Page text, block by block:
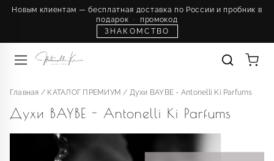
Новым клиентам — бесплатная доставка по России и пробник в
подарок ·
промокод
ЗНАКОМСТВО
Главная / КАТАЛОГ ПРЕМИУМ / Духи BAYBE - Antonelli Ki Parfums
Духи BAYBE - Antonelli Ki Parfums